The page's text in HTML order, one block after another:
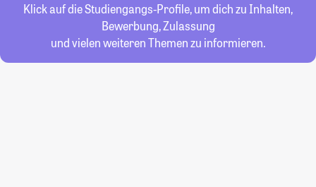
Klick auf die Studiengangs-Profile, um dich zu Inhalten,
Bewerbung, Zulassung
und vielen weiteren Themen zu informieren.